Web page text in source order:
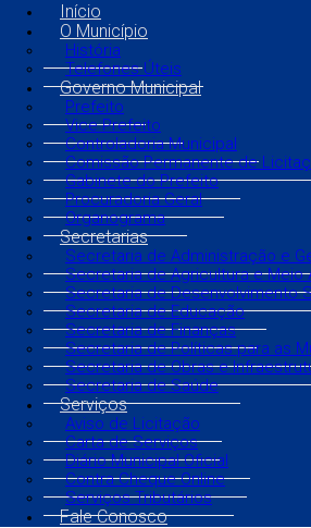
Início
O Município
História
Telefones Úteis
Governo Municipal
Prefeito
Vice Prefeito
Controladoria Municipal
Comissão Permanente de
Gabinete do Prefeito
Procuradoria Geral
Organograma
Secretarias
Secretaria de Administração e
Secretaria de Agricultura e Meio
Secretaria de Desenvolvimento
Secretaria de Educação
Secretaria de Finanças
Secretaria de Políticas para as
Secretaria de Obras e
Secretaria de Saúde
Serviços
Aviso de Licitação
Carta de Serviços
Diário Municipal Oficial
Contra Cheque Online
Serviços Tributários
Fale Conosco